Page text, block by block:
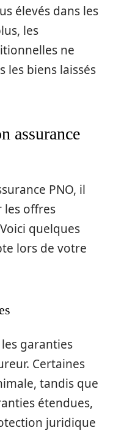
élevés dans les
les
ne
les biens laissés
assurance
PNO, il
les offres
quelques
lors de votre
garanties
Certaines
tandis que
étendues,
juridique